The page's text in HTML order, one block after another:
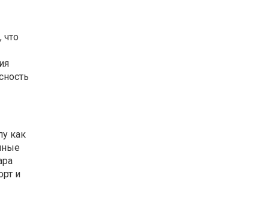
как
и